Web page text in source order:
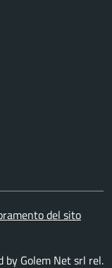
del sito
by Golem Net srl rel.